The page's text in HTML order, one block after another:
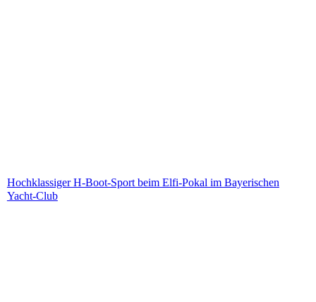
Hochklassiger H-Boot-Sport beim Elfi-Pokal im Bayerischen
Yacht-Club